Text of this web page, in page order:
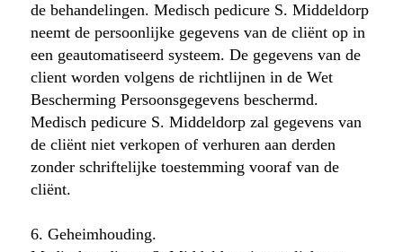
de behandelingen. Medisch pedicure S. Middeldorp
neemt de persoonlijke gegevens van de cliënt op in
een geautomatiseerd systeem. De gegevens van de
client worden volgens de richtlijnen in de Wet
Bescherming Persoonsgegevens beschermd.
Medisch pedicure S. Middeldorp zal gegevens van
de cliënt niet verkopen of verhuren aan derden
zonder schriftelijke toestemming vooraf van de
cliënt.
6. Geheimhouding.